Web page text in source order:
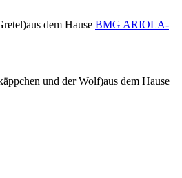
aus dem Hause BMG ARIOLA-
und der Wolf)aus dem Hause